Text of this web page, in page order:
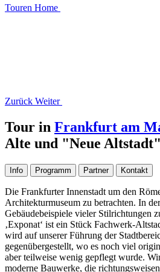
Touren Home
Zurück Weiter
Tour in Frankfurt am
Alte und "Neue Altstadt"
Info Programm Partner Kontakt
Die Frankfurter Innenstadt um den
Architekturmuseum zu betrachten. In
Gebäudebeispiele vieler Stilrichtungen
‚Exponat‘ ist ein Stück Fachwerk-
wird auf unserer Führung der
gegenübergestellt, wo es noch viel
aber teilweise wenig gepflegt wurde.
moderne Bauwerke, die